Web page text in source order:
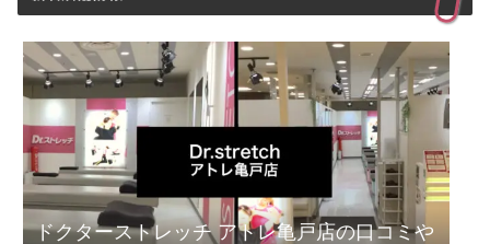
ドクターストレッチ アトレ亀戸店の口コミや